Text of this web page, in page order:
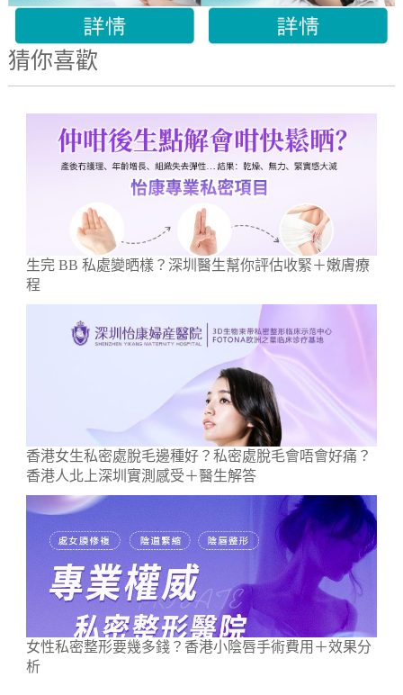
猜你喜歡
生完 BB 私處變晒樣？深圳醫生幫你評估收緊＋嫩膚療
程
香港女生私密處脫毛邊種好？私密處脫毛會唔會好痛？
香港人北上深圳實測感受＋醫生解答
女性私密整形要幾多錢？香港小陰唇手術費用＋效果分
析